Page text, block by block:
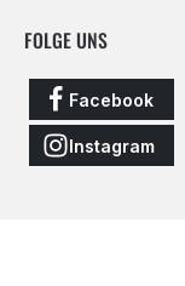
FOLGE UNS
Facebook
Instagram